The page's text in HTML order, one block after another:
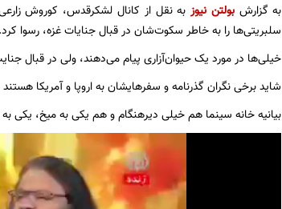
به گزارشبولتن نیوزبه نقل از کانال لشکرقدس، کوروش
سلبریتی‌ها را به خاطر سکوت‌شان در قبال جنایات غزه، رسوا کرد.
خیلی‌ها در مورد یک حیوان‌آزاری پیام می‌دهند، ولی در قبال
شاید برخی نگران گذرنامه‌ و سفرهایشان به اروپا و آمریکا
بیانیه خانه سینما هم خیلی دیرهنگام و هم یکی به میخ، یکی